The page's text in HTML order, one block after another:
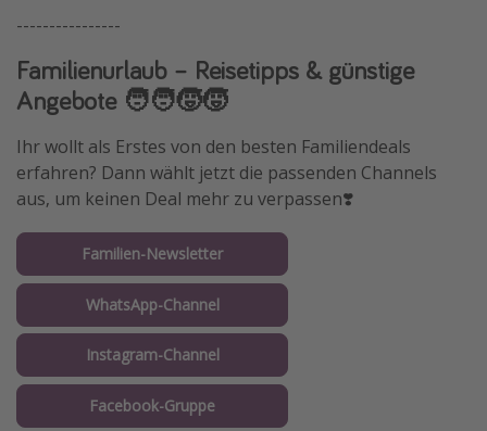
----------------
Familienurlaub – Reisetipps & günstige
Angebote 🧑‍🧑‍🧒‍🧒
Ihr wollt als Erstes von den besten Familiendeals
erfahren? Dann wählt jetzt die passenden Channels
aus, um keinen Deal mehr zu verpassen❣️
Familien-Newsletter
WhatsApp-Channel
Instagram-Channel
Facebook-Gruppe